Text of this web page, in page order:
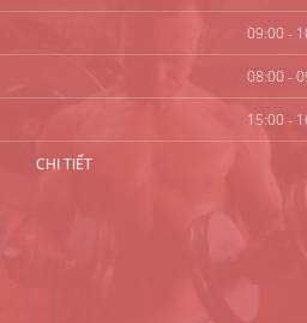
09:00 -
08:00 -
15:00 -
CHI TIẾT